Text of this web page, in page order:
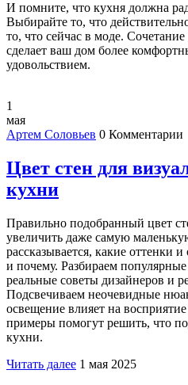
И помните, что кухня должна
Выбирайте то, что
то, что сейчас в моде.
сделает ваш дом более
удовольствием.
1
мая
Артем Соловьев 0 Комментарии
Цвет стен для
кухни
Правильно подобранный цвет
увеличить даже самую
рассказывается, какие оттенки
и почему. Разбираем
реальные советы дизайнеров и
Подсвечиваем неочевидные
освещение влияет на
примеры помогут решить, что
кухни.
Читать далее 1 мая 2025